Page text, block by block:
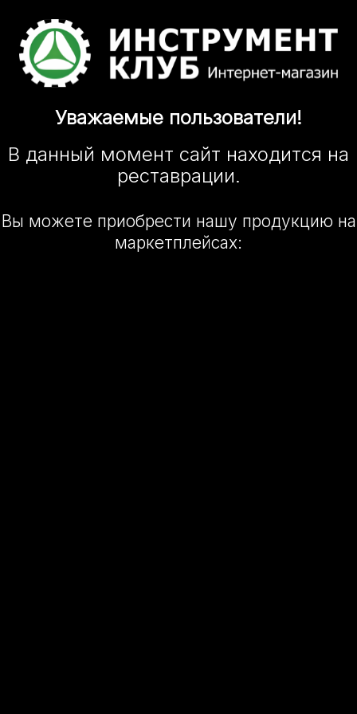
Уважаемые пользователи!
В данный момент сайт находится на
реставрации.
Вы можете приобрести нашу продукцию на
маркетплейсах: